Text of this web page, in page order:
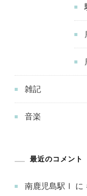
雑記
音楽
最近のコメント
南鹿児島駅Ⅰ に